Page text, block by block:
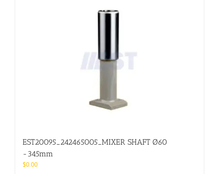
EST20095_242465005_MIXER SHAFT Ø60
-345mm
$0.00